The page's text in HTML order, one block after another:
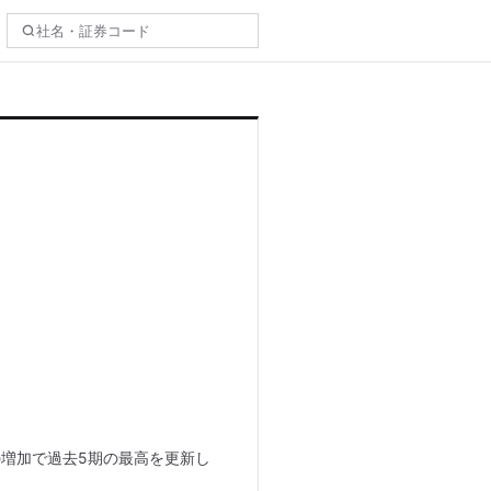
加で過去5期の最高を更新し